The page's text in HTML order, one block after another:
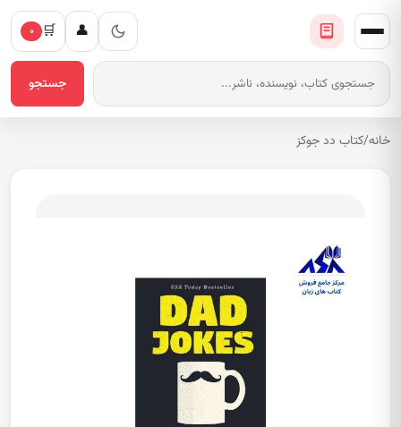
جستجو
👤
🛒 ۰
خانه/کتاب دد جوکز